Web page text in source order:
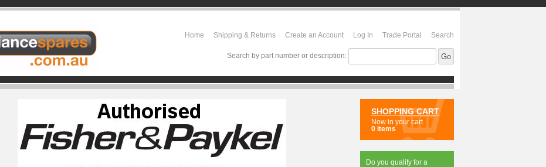
Home Shipping & Returns Create an Account Log In Trade Portal Search
Search by part number or description:
SHOPPING CART
Now in your cart
0 items
Do you qualify for a